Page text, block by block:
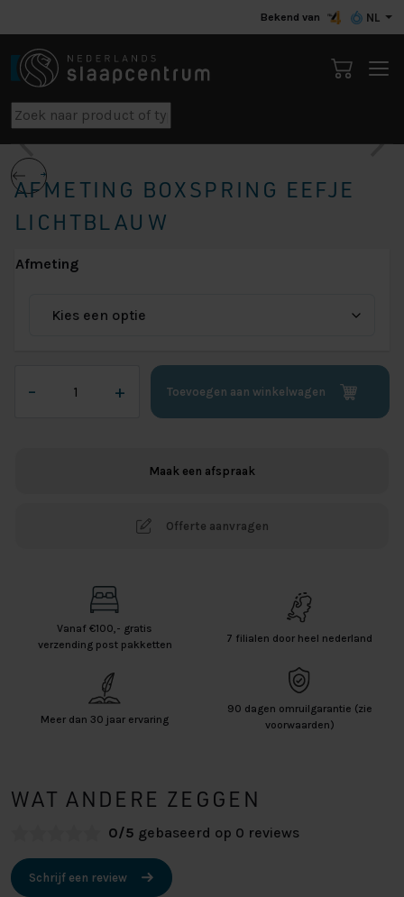
Bekend van NL
AFMETING BOXSPRING EEFJE
LICHTBLAUW
Afmeting
–
Boxspring
+ Toevoegen aan winkelwagen
Maak een afspraak
Offerte aanvragen
Vanaf €100,- gratis
verzending post pakketten
7 filialen door heel nederland
Meer dan 30 jaar ervaring
90 dagen omruilgarantie (zie
voorwaarden)
WAT ANDERE ZEGGEN
0/5 gebaseerd op 0 reviews
Schrijf een review